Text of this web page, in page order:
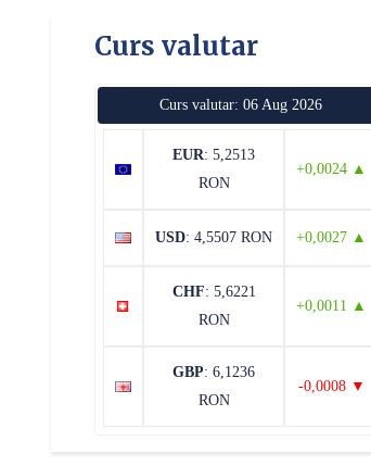
Curs valutar
Curs valutar: 06 Aug 2026
EUR: 5,2513
RON
+0,0024 ▲
USD: 4,5507 RON +0,0027 ▲
CHF: 5,6221
RON
+0,0011 ▲
GBP: 6,1236
RON
-0,0008 ▼